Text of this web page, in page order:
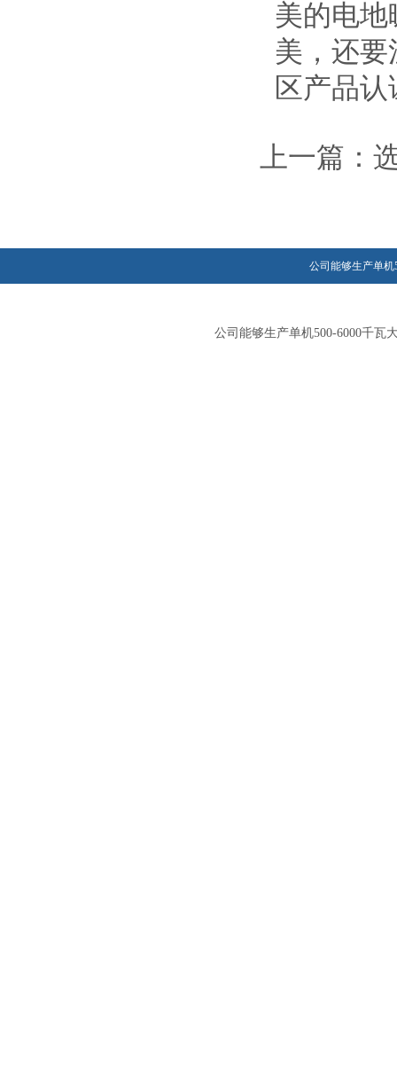
美的电
美，还
区产品
上一篇：
公司能够生产单
公司能够生产单机500-6000千